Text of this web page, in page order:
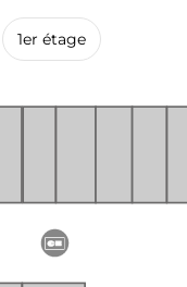
1er étage